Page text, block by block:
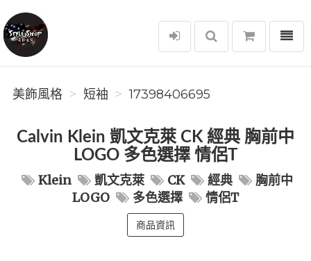
美飾風格
選單
美飾風格 短袖 17398406695
Calvin Klein 凱文克萊 CK 經典 胸前中
LOGO 多色選擇 情侶T
Klein 凱文克萊 CK 經典
胸前中
LOGO
多色選擇 情侶T
商品資訊